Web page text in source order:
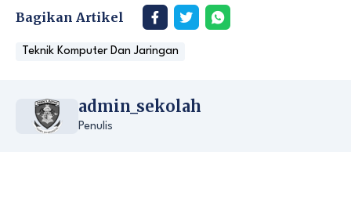
Bagikan Artikel
Teknik Komputer Dan Jaringan
admin_sekolah
Penulis